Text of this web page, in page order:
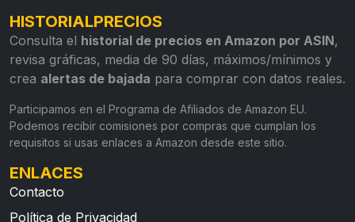
HISTORIALPRECIOS
Consulta el historial de precios en Amazon por ASIN,
revisa gráficas, media de 90 días, máximos/mínimos y
crea alertas de bajada para comprar con datos reales.
Participamos en el Programa de Afiliados de Amazon EU.
Podemos recibir comisiones por compras que cumplan los
requisitos si usas enlaces a Amazon desde este sitio.
ENLACES
Contacto
Política de Privacidad